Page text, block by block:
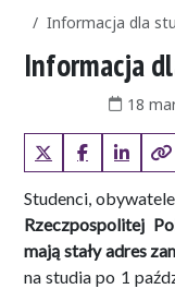
Informacja dla
Informacja
Data
18
X (Twitter)FacebookLinkedIn
Studenci,
Rzeczpospolitej
mają stały adres
na studia po 1